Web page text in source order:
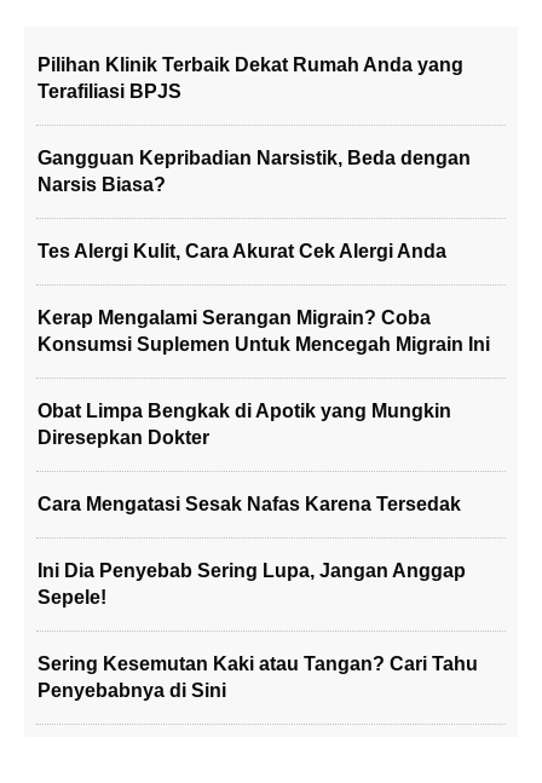
Pilihan Klinik Terbaik Dekat Rumah Anda yang
Terafiliasi BPJS
Gangguan Kepribadian Narsistik, Beda dengan
Narsis Biasa?
Tes Alergi Kulit, Cara Akurat Cek Alergi Anda
Kerap Mengalami Serangan Migrain? Coba
Konsumsi Suplemen Untuk Mencegah Migrain Ini
Obat Limpa Bengkak di Apotik yang Mungkin
Diresepkan Dokter
Cara Mengatasi Sesak Nafas Karena Tersedak
Ini Dia Penyebab Sering Lupa, Jangan Anggap
Sepele!
Sering Kesemutan Kaki atau Tangan? Cari Tahu
Penyebabnya di Sini